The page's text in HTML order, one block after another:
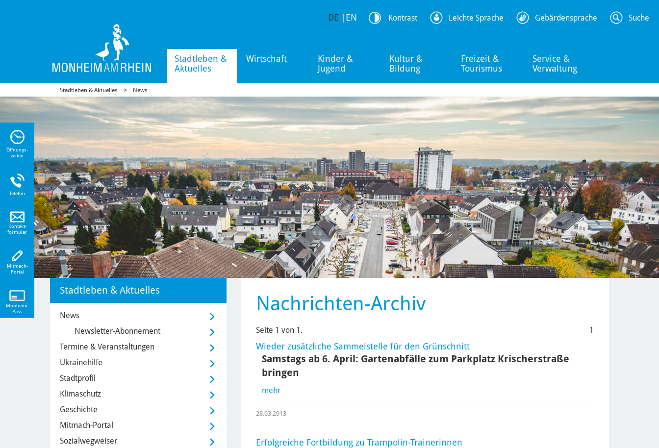
Stadtleben &
Aktuelles
Wirtschaft
Kinder &
Jugend
Kultur &
Bildung
Freizeit &
Tourismus
Service &
Verwaltung
DE EN Kontrast Leichte Sprache Gebärdensprache Suche
Stadtleben & Aktuelles News
Nachrichten-Archiv
Seite 1 von 1. 1
Wieder zusätzliche Sammelstelle für den Grünschnitt
Samstags ab 6. April: Gartenabfälle zum Parkplatz Krischerstraße
bringen
mehr
28.03.2013
Erfolgreiche Fortbildung zu Trampolin-Trainerinnen
Stadtleben & Aktuelles
News
Newsletter-Abonnement
Termine & Veranstaltungen
Ukrainehilfe
Stadtprofil
Klimaschutz
Geschichte
Mitmach-Portal
Sozialwegweiser
Öffnungs-
zeiten
Telefon
Kontakt-
formular
Mitmach-
Portal
Monheim-
Pass
Sie
zu